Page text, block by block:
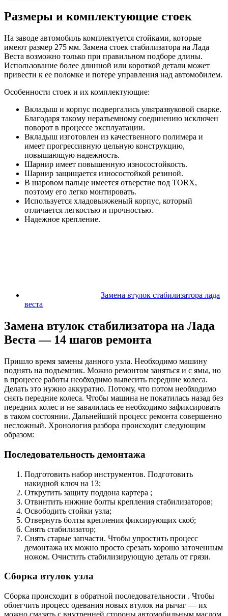
Размеры и комплектующие стоек
На заводе автомобиль комплектуется стойками, которые
имеют размер 275 мм. Замена стоек стабилизатора на Лада
Веста возможно только при правильном подборе длины.
Использование более длинной или короткой детали может
привести к ее поломке и потере управления над автомобилем.
Особенности стоек и их комплектующие:
Вкладыш и корпус подвергались ультразвуковой сварке.
Благодаря такому неразъемному соединению исключен
поворот в процессе эксплуатации.
Вкладыш изготовлен из качественного полимера и
имеет прогрессивную цельную конструкцию,
повышающую надежность.
Шарнир имеет повышенную износостойкость.
Шарнир защищается износостойкой резиной.
В шаровом пальце имеется отверстие под TORX,
поэтому его легко монтировать.
Используется хладовыжженый корпус, который
отличается легкостью и прочностью.
Надежное крепление.
Замена втулок стабилизатора лада
веста
Замена втулок стабилизатора на Лада
Веста — 14 шагов ремонта
Пришло время замены данного узла. Необходимо машину
поднять на подъемник. Можно ремонтом заняться и с ямы, но
в процессе работы необходимо вывесить передние колеса.
Делать это нужно аккуратно. Потому, что потом необходимо
снять передние колеса. Чтобы машина не покатилась назад без
передних колес и не завалилась ее необходимо зафиксировать
в таком состоянии. Дальнейший процесс ремонта совершенно
несложный. Хронология разбора происходит следующим
образом:
Последовательность демонтажа
Подготовить набор инструментов. Подготовить
накидной ключ на 13;
Открутить защиту поддона картера ;
Отвинтить нижние болты крепления стабилизаторов;
Освободить стойки узла;
Отвернуть болты крепления фиксирующих скоб;
Снять стабилизатор;
Снять старые запчасти. Чтобы упростить процесс
демонтажа их можно просто срезать хорошо заточенным
ножом. Очистить стабилизирующую деталь от грязи.
Сборка втулок узла
Сборка происходит в обратной последовательности . Чтобы
облегчить процесс одевания новых втулок на рычаг — их
можно смазать с внутренней стороны автомобильным маслом.